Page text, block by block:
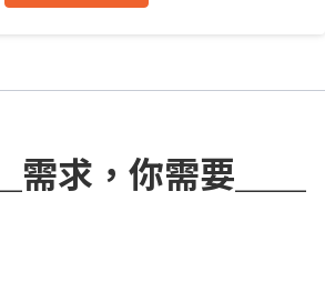
需求，你需要＿＿